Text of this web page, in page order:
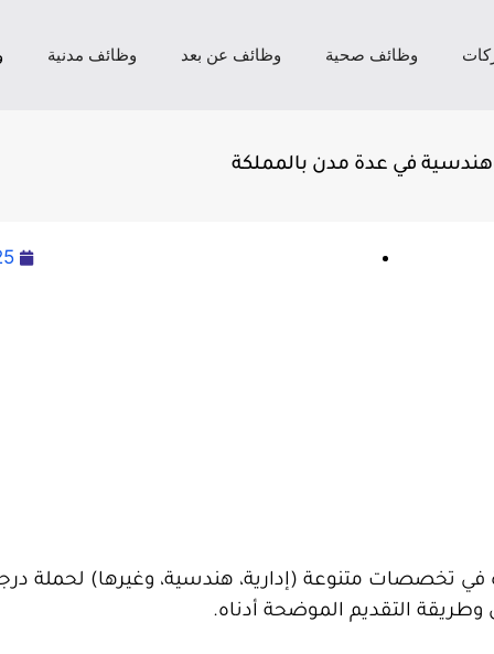
وظائف صحية وظائف عن بعد وظائف مدنية
شاغرة في تخصصات متنوعة (إدارية، هندسية، وغيرها) لحملة
التقديم الموضحة أدناه.